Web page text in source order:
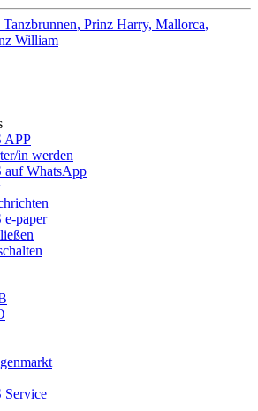
Tanzbrunnen Prinz Harry Mallorca
William
APP
in werden
auf WhatsApp
e-paper
Service